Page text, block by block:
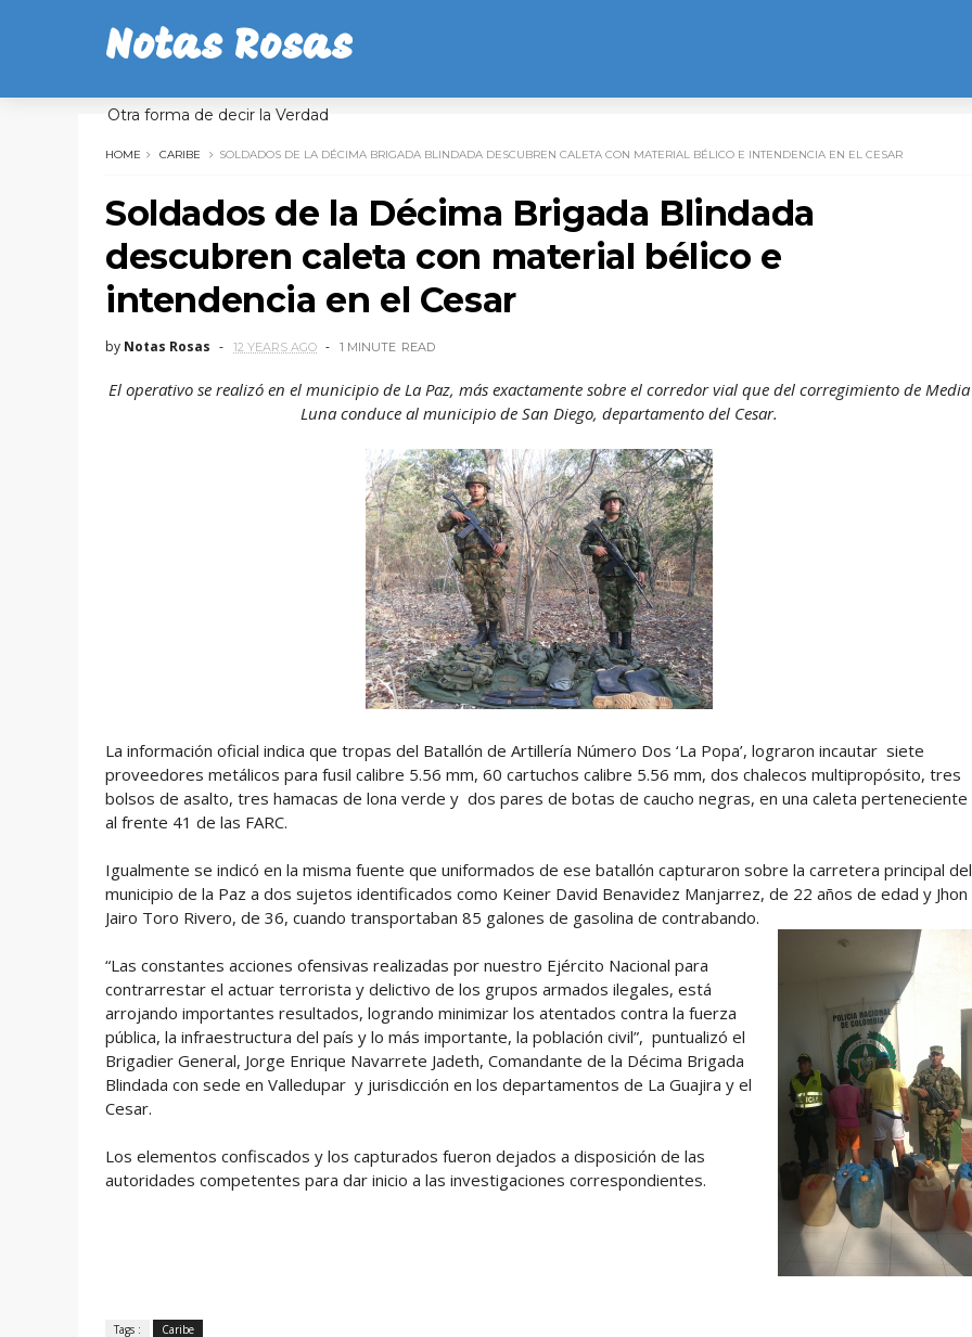
Notas Rosas
Otra forma de decir la Verdad
HOME CARIBE SOLDADOS DE LA DÉCIMA BRIGADA BLINDADA DESCUBREN CALETA CON MATERIAL BÉLICO E INTENDENCIA EN EL CESAR
Soldados de la Décima Brigada Blindada
descubren caleta con material bélico e
intendencia en el Cesar
by Notas Rosas 12 YEARS AGO 1 MINUTE READ
El operativo se realizó en el municipio de La Paz, más exactamente sobre el corredor vial que del corregimiento de Media
Luna conduce al municipio de San Diego, departamento del Cesar.
La información oficial indica que tropas del Batallón de Artillería Número Dos ‘La Popa’, lograron incautar siete
proveedores metálicos para fusil calibre 5.56 mm, 60 cartuchos calibre 5.56 mm, dos chalecos multipropósito, tres
bolsos de asalto, tres hamacas de lona verde y dos pares de botas de caucho negras, en una caleta perteneciente
al frente 41 de las FARC.
Igualmente se indicó en la misma fuente que uniformados de ese batallón capturaron sobre la carretera principal del
municipio de la Paz a dos sujetos identificados como Keiner David Benavidez Manjarrez, de 22 años de edad y Jhon
Jairo Toro Rivero, de 36, cuando transportaban 85 galones de gasolina de contrabando.
“Las constantes acciones ofensivas realizadas por nuestro Ejército Nacional para
contrarrestar el actuar terrorista y delictivo de los grupos armados ilegales, está
arrojando importantes resultados, logrando minimizar los atentados contra la fuerza
pública, la infraestructura del país y lo más importante, la población civil”, puntualizó el
Brigadier General, Jorge Enrique Navarrete Jadeth, Comandante de la Décima Brigada
Blindada con sede en Valledupar y jurisdicción en los departamentos de La Guajira y el
Cesar.
Los elementos confiscados y los capturados fueron dejados a disposición de las
autoridades competentes para dar inicio a las investigaciones correspondientes.
Tags : Caribe